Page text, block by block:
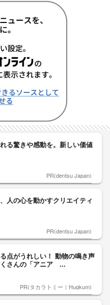
る驚きや感動を。新しい価値
PR(dentsu Japan)
人の心を動かすクリエイティ
PR(dentsu Japan)
点がうれしい！ 動物の鳴き声
さんの「アニア ...
PR(タカラトミー｜Hugkum)